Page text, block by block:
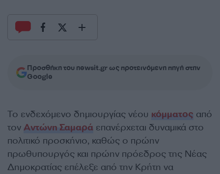
Προσθήκη του newsit.gr ως προτεινόμενη πηγή στην
Google
Το ενδεχόμενο δημιουργίας νέου κόμματος από
τον Αντώνη Σαμαρά επανέρχεται δυναμικά στο
πολιτικό προσκήνιο, καθώς ο πρώην
πρωθυπουργός και πρώην πρόεδρος της Νέας
Δημοκρατίας επέλεξε από την Κρήτη να